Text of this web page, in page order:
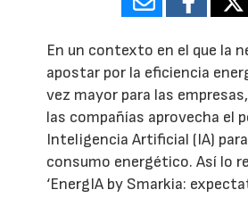
En un contexto en el que la
apostar por la eficiencia
vez mayor para las
las compañías aprovecha el
Inteligencia Artificial (IA)
consumo energético. Así lo
‘EnergIA by Smarkia: